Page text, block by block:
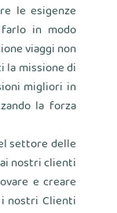
le esigenze
in modo
viaggi non
la missione di
migliori in
la forza
settore delle
nostri clienti
e creare
nostri Clienti